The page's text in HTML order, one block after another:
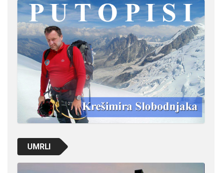
UMRLI